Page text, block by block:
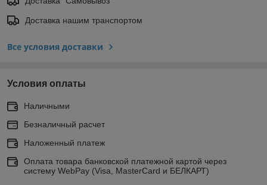
Доставка нашим транспортом
Все условия доставки
Условия оплаты
Наличными
Безналичный расчет
Наложенный платеж
Оплата товара банковской платежной картой через
систему WebPay (Visa, MasterCard и БЕЛКАРТ)